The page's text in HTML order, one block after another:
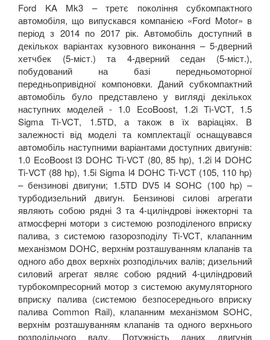
Ford KA Mk3 – третє покоління субкомпактного
автомобіля, що випускався компанією «Ford Motor» в
період з 2014 по 2017 рік. Автомобіль доступний в
декількох варіантах кузовного виконання – 5-дверний
хетчбек (5-міст.) та 4-дверний седан (5-міст.),
побудований на базі передньомоторної
передньопривідної компоновки. Даний субкомпактний
автомобіль було представлено у вигляді декількох
наступних моделей - 1.0 EcoBoost, 1.2i Ti-VCT, 1.5
Sigma
Ti-VCT, 1.5TD, а також в їх варіаціях. В
залежності від моделі та комплектації оснащувався
автомобіль наступними варіантами доступних двигунів:
1.0 EcoBoost l3 DOHC Ti-VCT(80, 85 hp), 1.2i l4 DOHC
Ti-VCT (88 hp), 1.5i Sigma l4 DOHC Ti-VCT(105, 110 hp)
– бензинові двигуни; 1.5TD DV5 l4SOHC (100 hp) –
турбодизельний двигун. Бензинові силові агрегати
являють собою рядні 3 та 4-циліндрові інжекторні та
атмосферні мотори з системою розподіленого вприску
палива, з системою газорозподілу Ti-VCT, клапанним
механізмом DOHC, верхнім розташуванням клапанів та
одного або двох верхніх розподільчих валів; дизельний
силовий агрегат являє собою рядний 4-циліндровий
турбокомпресорний мотор з системою акумуляторного
вприску палива (системою безпосереднього вприску
палива Common Rail), клапанним механізмом SOHC,
верхнім розташуванням клапанів та одного верхнього
розподільчого валу. Потужність даних двигунів